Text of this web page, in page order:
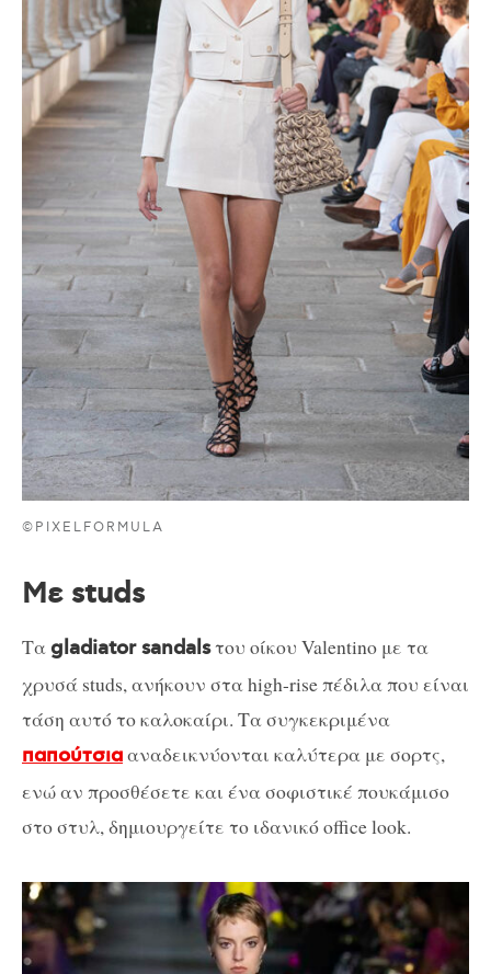
©PIXELFORMULA
Με studs
Ταgladiator sandalsτου οίκου Valentino με τα
χρυσά studs, ανήκουν στα high-rise πέδιλα που είναι
τάση αυτό το καλοκαίρι. Τα συγκεκριμένα
παπούτσιααναδεικνύονται καλύτερα με σορτς,
ενώ αν προσθέσετε και ένα σοφιστικέ πουκάμισο
στο στυλ, δημιουργείτε το ιδανικό office look.